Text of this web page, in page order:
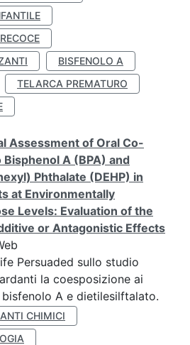
BISFENOLO A
TELARCA PREMATURO
Assessment of Oral Co-
A (BPA) and
Phthalate (DEHP) in
at Environmentally
Levels: Evaluation of the
or Antagonistic Effects
Persuaded sullo studio
la coesposizione ai
A e dietilesilftalato.
CHIMICI